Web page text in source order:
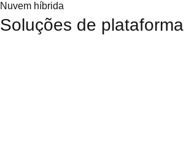
Nuvem híbrida
Soluções de plataforma